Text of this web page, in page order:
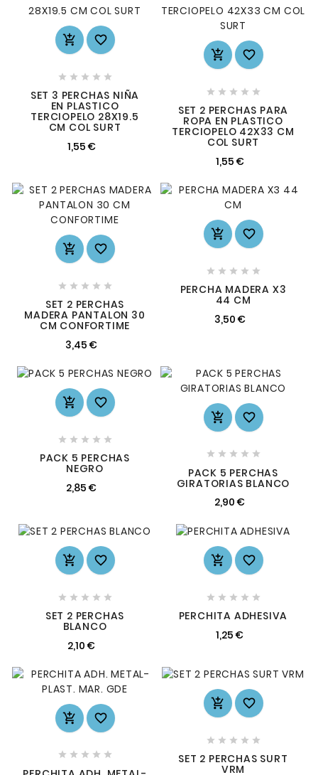
 
    
SET 3 PERCHAS NIÑA
EN PLASTICO
TERCIOPELO 28X19.5
CM COL SURT
1,55 €
 
    
SET 2 PERCHAS PARA
ROPA EN PLASTICO
TERCIOPELO 42X33 CM
COL SURT
1,55 €
 
    
SET 2 PERCHAS
MADERA PANTALON 30
CM CONFORTIME
3,45 €
 
    
PERCHA MADERA X3
44 CM
3,50 €
 
    
PACK 5 PERCHAS
NEGRO
2,85 €
 
    
PACK 5 PERCHAS
GIRATORIAS BLANCO
2,90 €
 
    
SET 2 PERCHAS
BLANCO
2,10 €
 
    
PERCHITA ADHESIVA
1,25 €
 
    
 
    
SET 2 PERCHAS SURT
VRM